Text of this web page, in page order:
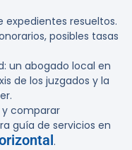
expedientes resueltos.
posibles tasas
un abogado local en
de los juzgados y la
y comparar
guía de servicios en
.